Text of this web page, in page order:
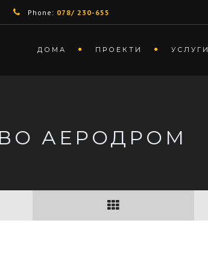
Phone: 078/ 230-655
ДОМА ПРОЕКТИ УСЛУГИ
АЕРОДРОМ